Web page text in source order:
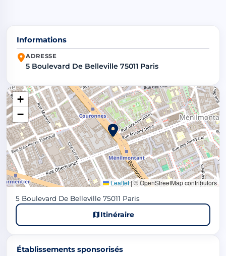
Informations
ADRESSE
5 Boulevard De Belleville 75011 Paris
+
−
Leaflet|© OpenStreetMap contributors
5 Boulevard De Belleville 75011 Paris
Itinéraire
Établissements sponsorisés